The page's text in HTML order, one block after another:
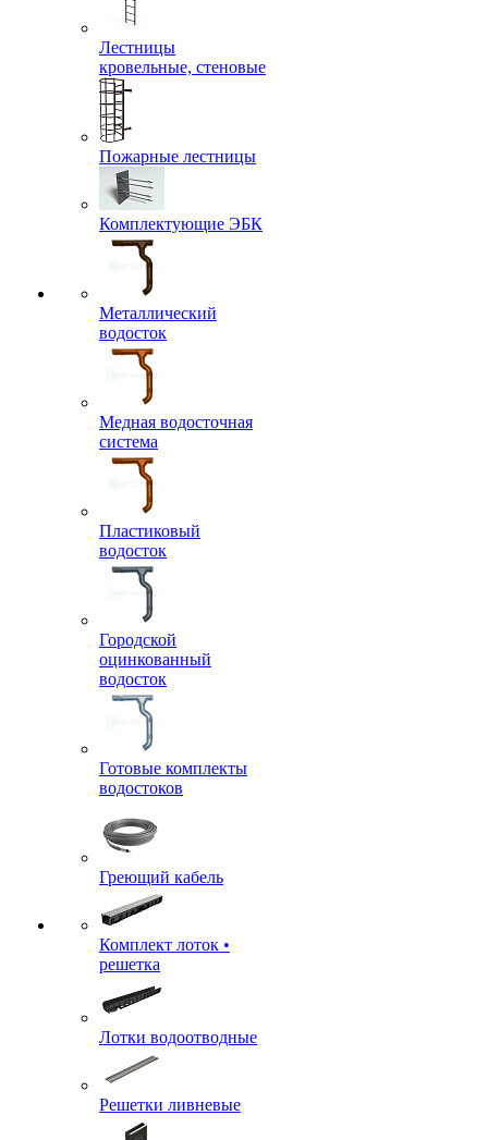
Лестницы
кровельные, стеновые
Пожарные лестницы
Комплектующие ЭБК
Металлический
водосток
Медная водосточная
система
Пластиковый
водосток
Городской
оцинкованный
водосток
Готовые комплекты
водостоков
Греющий кабель
Комплект лоток •
решетка
Лотки водоотводные
Решетки ливневые